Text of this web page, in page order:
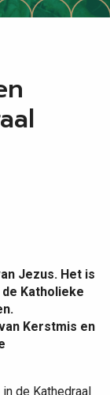
Jezus. Het is
Katholieke
Kerstmis en
de Kathedraal